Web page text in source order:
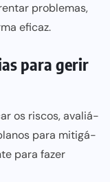
problemas,
eficaz.
para gerir
os riscos, avaliá-
para mitigá-
para fazer